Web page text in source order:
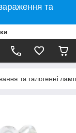
та
та галогенні